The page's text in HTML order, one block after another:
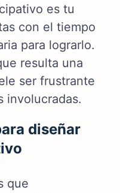
es tu
con el tiempo
para lograrlo.
resulta una
ser frustrante
involucradas.
diseñar
que